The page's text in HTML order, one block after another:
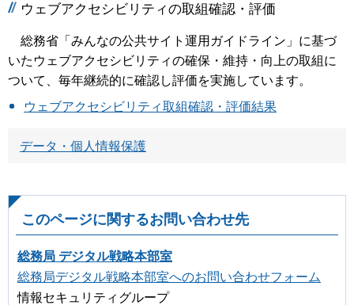
ウェブアクセシビリティの取組確認・評価
総務省「みんなの公共サイト運用ガイドライン」に基づ
いたウェブアクセシビリティの確保・維持・向上の取組に
ついて、毎年継続的に確認し評価を実施しています。
ウェブアクセシビリティ取組確認・評価結果
データ・個人情報保護
このページに関するお問い合わせ先
総務局 デジタル戦略本部室
総務局デジタル戦略本部室へのお問い合わせフォーム
情報セキュリティグループ